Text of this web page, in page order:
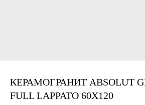
КЕРАМОГРАНИТ ABSOLUT
FULL LAPPATO 60X120